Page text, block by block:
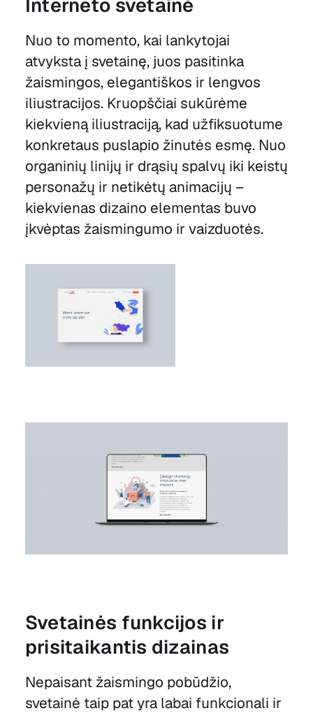
Interneto svetainė
Nuo to momento, kai lankytojai
atvyksta į svetainę, juos pasitinka
žaismingos, elegantiškos ir lengvos
iliustracijos. Kruopščiai sukūrėme
kiekvieną iliustraciją, kad užfiksuotume
konkretaus puslapio žinutės esmę. Nuo
organinių linijų ir drąsių spalvų iki keistų
personažų ir netikėtų animacijų –
kiekvienas dizaino elementas buvo
įkvėptas žaismingumo ir vaizduotės.
Svetainės funkcijos ir
prisitaikantis dizainas
Nepaisant žaismingo pobūdžio,
svetainė taip pat yra labai funkcionali ir